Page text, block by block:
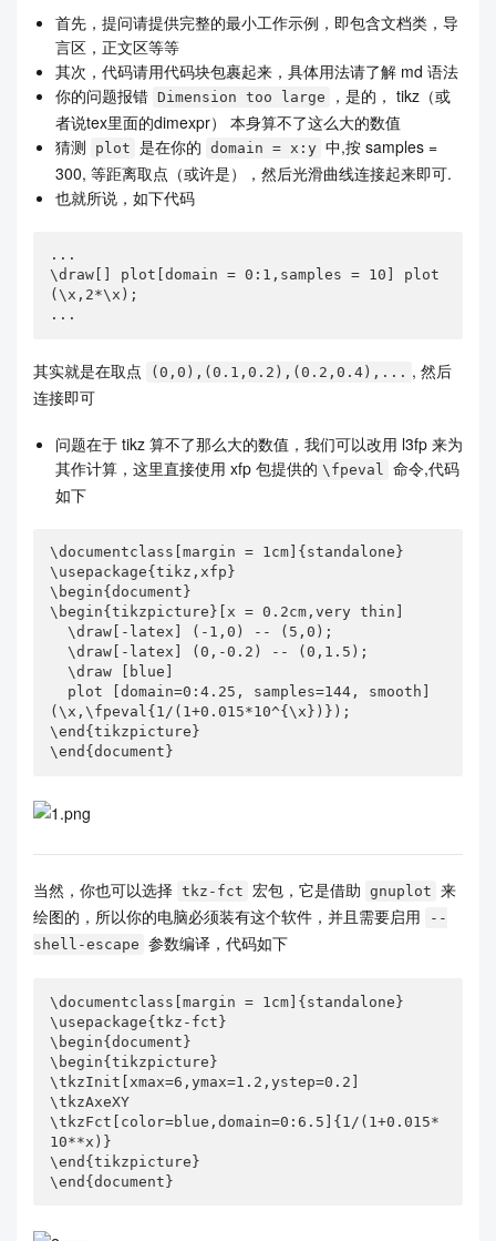
首先，提问请提供完整的最小工作示例，即包含文档类，导
言区，正文区等等
其次，代码请用代码块包裹起来，具体用法请了解 md 语法
你的问题报错 Dimension too large
，是的， tikz（或
者说tex里面的dimexpr） 本身算不了这么大的数值
猜测
plot 是在你的 domain = x:y 中,按 samples =
300, 等距离取点（或许是），然后光滑曲线连接起来即可.
也就所说，如下代码
...
\draw[] plot[domain = 0:1,samples = 10] plot
(\x,2*\x);
...
其实就是在取点 (0,0),(0.1,0.2),(0.2,0.4),... , 然后
连接即可
问题在于 tikz 算不了那么大的数值，我们可以改用 l3fp 来为
其作计算，这里直接使用 xfp 包提供的 \fpeval 命令,代码
如下
\documentclass[margin = 1cm]{standalone}
\usepackage{tikz,xfp}
\begin{document}
\begin{tikzpicture}[x = 0.2cm,very thin]
  \draw[-latex] (-1,0) -- (5,0);
  \draw[-latex] (0,-0.2) -- (0,1.5);
  \draw [blue]
(\x,\fpeval{1/(1+0.015*10^{\x})});
\end{tikzpicture}
\end{document}
当然，你也可以选择 tkz-fct 宏包，它是借助 gnuplot 来
绘图的，所以你的电脑必须装有这个软件，并且需要启用
--
shell-escape 参数编译，代码如下
\documentclass[margin = 1cm]{standalone}
\usepackage{tkz-fct}
\begin{document}
\begin{tikzpicture}
\tkzInit[xmax=6,ymax=1.2,ystep=0.2]
\tkzAxeXY
\tkzFct[color=blue,domain=0:6.5]{1/(1+0.015*
10**x)}
\end{tikzpicture}
\end{document}